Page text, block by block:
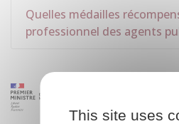
Quelles médailles
professionnel des agents
This site uses